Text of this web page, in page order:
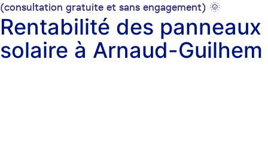
(consultation gratuite et sans engagement) 🌞
Rentabilité des panneaux
solaire à Arnaud-Guilhem